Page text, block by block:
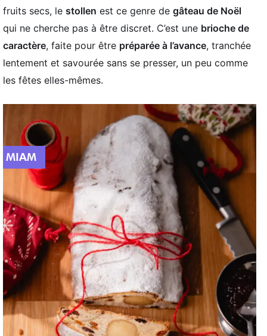
fruits secs, le stollen est ce genre de gâteau de Noël
qui ne cherche pas à être discret. C’est une brioche de
caractère, faite pour être préparée à l’avance, tranchée
lentement et savourée sans se presser, un peu comme
les fêtes elles-mêmes.